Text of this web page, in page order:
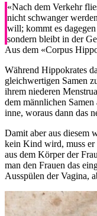
«Nach dem Verkehr
nicht schwanger
will; kommt es
sondern bleibt in der
Aus dem «Corpus
Während Hippokrates
gleichwertigen Samen
ihrem niederen
dem männlichen
inne, woraus dann das
Damit aber aus diesem
kein Kind wird, muss er
aus dem Körper der
man den Frauen das
Ausspülen der Vagina,